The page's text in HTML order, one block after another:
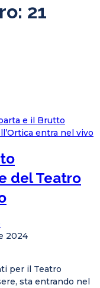
21
del Teatro
2024
per il Teatro
sta entrando nel